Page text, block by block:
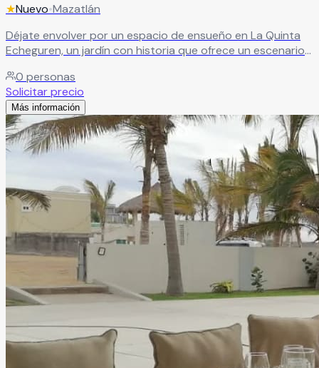
★Nuevo•Mazatlán
Déjate envolver por un espacio de ensueño en La Quinta
Echeguren, un jardín con historia que ofrece un escenario
perteneciente a una de las familias más destacadas de
Mazatlán en el siglo XIX, hoy sus majestuosas ruinas
aportan un aire de romanticismo y misterio, creando el
ambiente perfecto para una boda inolvidable con vistas
impresionantes.Leer más
0 personas
Solicitar precio
Más información